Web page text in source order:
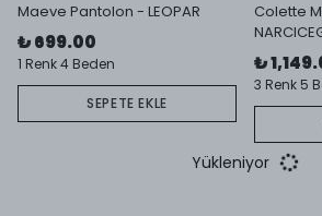
Maeve Pantolon - LEOPAR
₺ 699.00
1 Renk 4 Beden
SEPETE EKLE
Colette
₺
3 Renk 5
Yükleniyor